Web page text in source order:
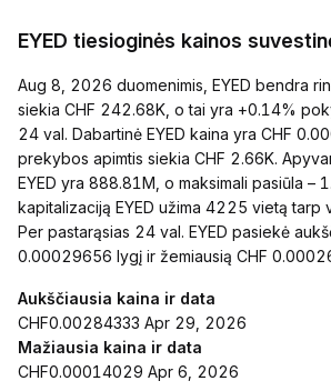
EYED tiesioginės kainos
Aug 8, 2026 duomenimis, EYED bendra
siekia CHF 242.68K, o tai yra +0.14%
24 val. Dabartinė EYED kaina yra CHF
prekybos apimtis siekia CHF 2.66K.
EYED yra 888.81M, o maksimali pasiūla –
kapitalizaciją EYED užima 4225 vietą tarp
Per pastarąsias 24 val. EYED pasiekė
0.00029656 lygį ir žemiausią CHF
Aukščiausia kaina ir data
CHF0.00284333 Apr 29, 2026
Mažiausia kaina ir data
CHF0.00014029 Apr 6, 2026